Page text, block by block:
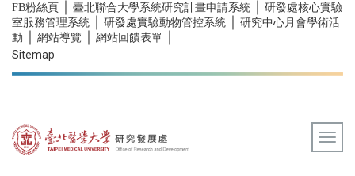
FB粉絲頁 臺北聯合大學系統研究計畫申請系統
研發處核心實驗
室服務管理系統
研發處實驗動物管控系統
研究中心月會學術活
動
網站導覽 網站回饋表單
Sitemap